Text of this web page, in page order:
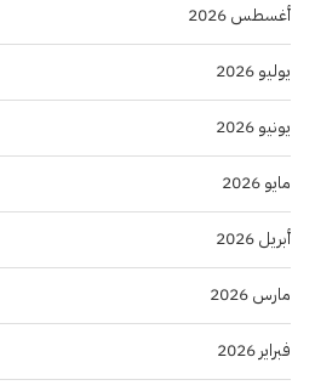
أغسطس 2026
يوليو 2026
يونيو 2026
مايو 2026
أبريل 2026
مارس 2026
فبراير 2026